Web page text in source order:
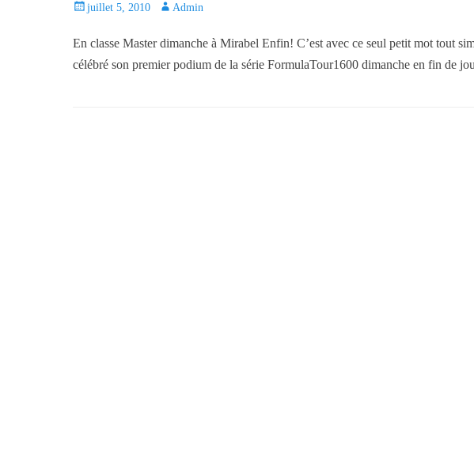
P
s
t
juillet 5, 2010
A
t
h
Admin
En classe Master dimanche à Mirabel Enfin! C’est avec ce seul petit mot tout
célébré son premier podium de la série FormulaTour1600 dimanche en fin de